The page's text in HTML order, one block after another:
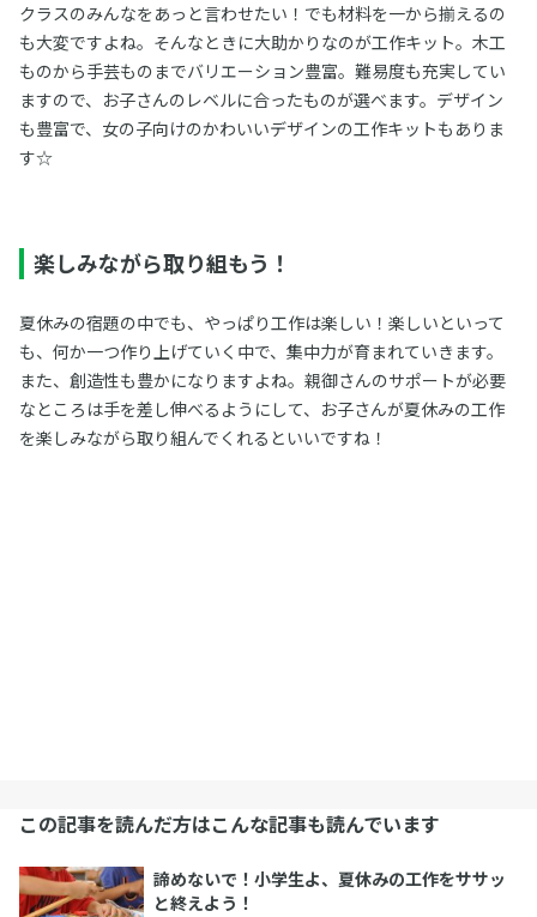
クラスのみんなをあっと言わせたい！でも材料を一から揃えるの
も大変ですよね。そんなときに大助かりなのが工作キット。木工
ものから手芸ものまでバリエーション豊富。難易度も充実してい
ますので、お子さんのレベルに合ったものが選べます。デザイン
も豊富で、女の子向けのかわいいデザインの工作キットもありま
す☆
楽しみながら取り組もう！
夏休みの宿題の中でも、やっぱり工作は楽しい！楽しいといって
も、何か一つ作り上げていく中で、集中力が育まれていきます。
また、創造性も豊かになりますよね。親御さんのサポートが必要
なところは手を差し伸べるようにして、お子さんが夏休みの工作
を楽しみながら取り組んでくれるといいですね！
この記事を読んだ方はこんな記事も読んでいます
諦めないで！小学生よ、夏休みの工作をササッ
と終えよう！